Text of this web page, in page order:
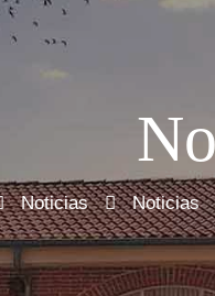
Noticias Noticias